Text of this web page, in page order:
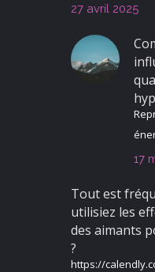
27 avril 2025
17
Tout est
utilisiez les
des aimants
?
https://